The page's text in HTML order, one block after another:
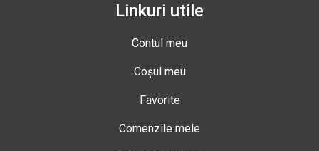
Linkuri utile
Contul meu
Coșul meu
Favorite
Comenzile mele